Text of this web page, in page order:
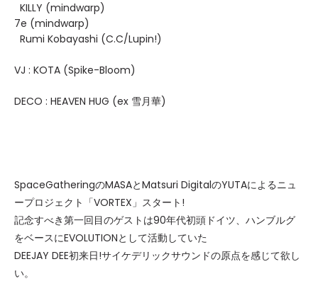
KILLY (mindwarp)
7e (mindwarp)
Rumi Kobayashi (C.C/Lupin!)
VJ : KOTA (Spike-Bloom)
DECO : HEAVEN HUG (ex 雪月華)
SpaceGatheringのMASAとMatsuri DigitalのYUTAによるニュ
ープロジェクト「VORTEX」スタート!
記念すべき第一回目のゲストは90年代初頭ドイツ、ハンブルグ
をベースにEVOLUTIONとして活動していた
DEEJAY DEE初来日!サイケデリックサウンドの原点を感じて欲し
い。